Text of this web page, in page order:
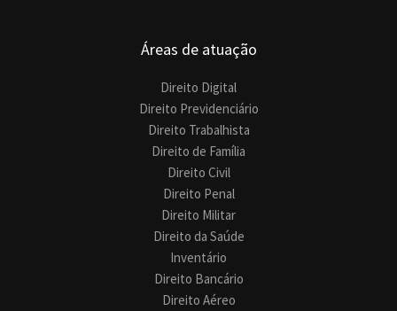
Áreas de atuação
Direito Digital
Direito Previdenciário
Direito Trabalhista
Direito de Família
Direito Civil
Direito Penal
Direito Militar
Direito da Saúde
Inventário
Direito Bancário
Direito Aéreo